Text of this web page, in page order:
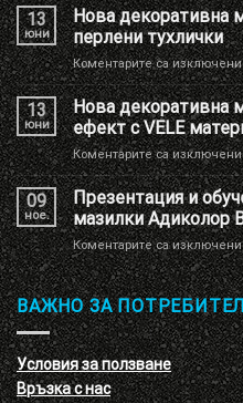
13
юни
Нова декоративна
перлени тухлички
Коментарите са изключени
13
юни
Нова декоративна
ефект с VELE
Коментарите са изключени
09
ное.
Презентация и
мазилки Адиколор
Коментарите са изключени
ВАЖНО ЗА
Условия за ползване
Връзка с нас